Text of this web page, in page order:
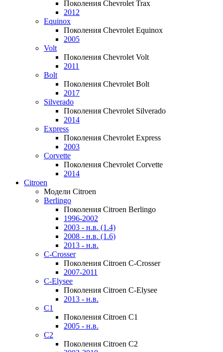
Поколения Chevrolet Trax
2012
Equinox
Поколения Chevrolet Equinox
2005
Volt
Поколения Chevrolet Volt
2011
Bolt
Поколения Chevrolet Bolt
2017
Silverado
Поколения Chevrolet Silverado
2014
Express
Поколения Chevrolet Express
2003
Corvette
Поколения Chevrolet Corvette
2014
Citroen
Модели Citroen
Berlingo
Поколения Citroen Berlingo
1996-2002
2003 - н.в. (1.4)
2008 - н.в. (1.6)
2013 - н.в.
C-Crosser
Поколения Citroen C-Crosser
2007-2011
C-Elysee
Поколения Citroen C-Elysee
2013 - н.в.
C1
Поколения Citroen C1
2005 - н.в.
C2
Поколения Citroen C2